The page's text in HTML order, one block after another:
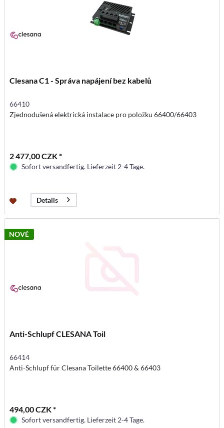
Clesana C1 - Správa napájení bez kabelů
66410
Zjednodušená elektrická instalace pro položku 66400/66403
2 477,00 CZK *
Sofort versandfertig. Lieferzeit 2-4 Tage.
Details
NOVÉ
Anti-Schlupf CLESANA Toil
66414
Anti-Schlupf für Clesana Toilette 66400 & 66403
494,00 CZK *
Sofort versandfertig. Lieferzeit 2-4 Tage.